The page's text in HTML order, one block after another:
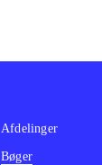
Afdelinger
Bøger